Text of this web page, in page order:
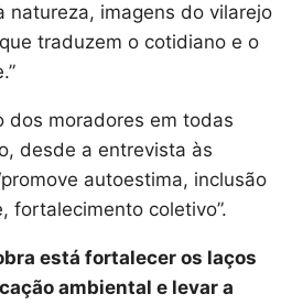
natureza, imagens do vilarejo
traduzem o cotidiano e o
dos moradores em todas
desde a entrevista às
autoestima, inclusão
fortalecimento coletivo”.
está fortalecer os laços
ambiental e levar a